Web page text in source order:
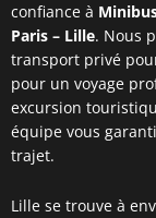
confiance à
Paris – Lille. Nous
transport privé
pour un voyage
excursion
équipe vous
trajet.
Lille se trouve à